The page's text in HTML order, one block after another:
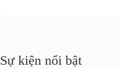
Sự kiện nổi bật